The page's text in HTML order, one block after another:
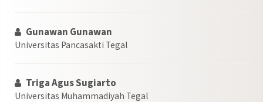
Gunawan Gunawan
Universitas Pancasakti Tegal
Triga Agus Sugiarto
Universitas Muhammadiyah Tegal